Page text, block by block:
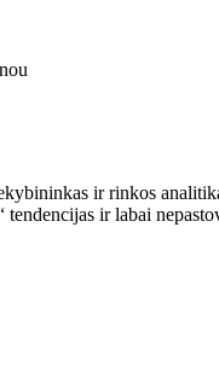
ir rinkos
tendencijas ir labai